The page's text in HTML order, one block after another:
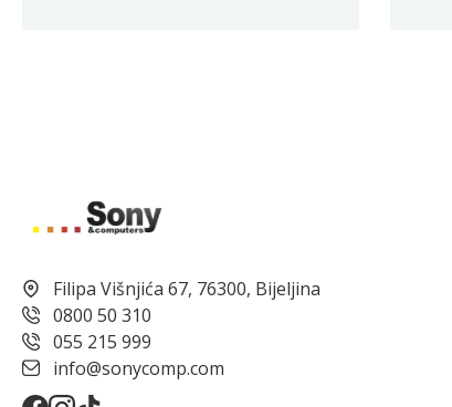
Filipa Višnjića 67, 76300, Bijeljina
0800 50 310
055 215 999
info@sonycomp.com